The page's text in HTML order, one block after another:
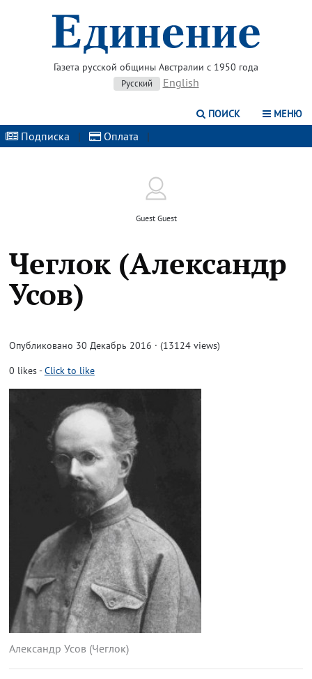
Газета русской общины Австралии с 1950 года
Русский English
ПОИСК МЕНЮ
Подписка | Оплата |
Guest Guest
Чеглок (Александр
Усов)
Опубликовано 30 Декабрь 2016 · (13124 views)
0 likes-Click to like
Александр Усов (Чеглок)